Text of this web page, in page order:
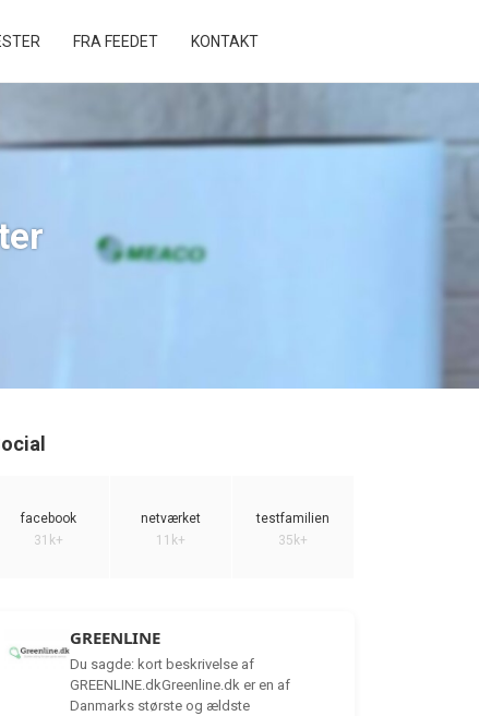
FRA FEEDET KONTAKT
facebook
31k+
netværket
11k+
testfamilien
35k+
GREENLINE
Du sagde: kort beskrivelse af
GREENLINE.dkGreenline.dk er en af
Danmarks største og ældste